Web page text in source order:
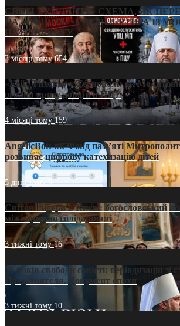
СВЯТІ УХИЛЯНТИ: СХЕМА, ЯК
НА «ОФШОР» ДЛЯ ДЕЗЕРТИРА ІЗ
ПАТРІАРХАТУ
3 місяці тому654
«Кейс Тихона» у Тернополі: як
оголив кризу довіри в ПЦУ
4 місяці тому159
AngelicBot: як Фонд пам’яті
розвиває цифрову катехизацію дітей
5 днів тому9
Світові лідери в Києві: богословський
міжнародної солідарності
3 тижні тому16
35 років свободи совісті: періодизація зі
Предстоятеля. Документ епохи
3 тижні тому 10